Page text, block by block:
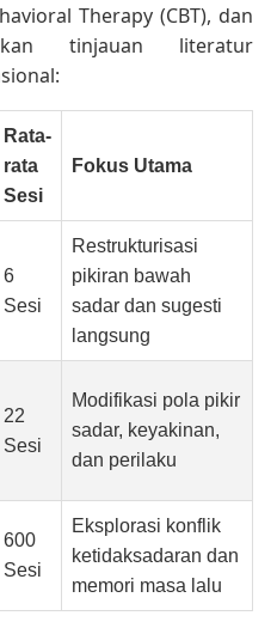
Therapy (CBT), dan
tinjauan literatur
Rata-
rata
Sesi
Fokus Utama
6
Sesi
Restrukturisasi
pikiran bawah
sadar dan sugesti
langsung
22
Sesi
Modifikasi pola pikir
sadar, keyakinan,
dan perilaku
600
Sesi
Eksplorasi konflik
ketidaksadaran dan
memori masa lalu